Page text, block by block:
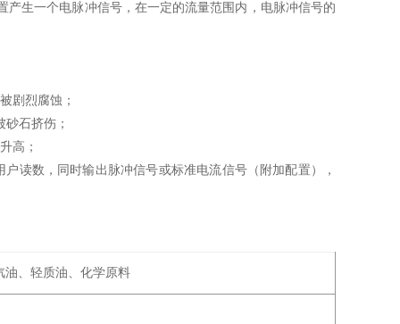
生一个电脉冲信号，在一定的流量范围内，电脉冲信号的
剧烈腐蚀；
石挤伤；
高；
读数，同时输出脉冲信号或标准电流信号（附加配置），
油、轻质油、化学原料